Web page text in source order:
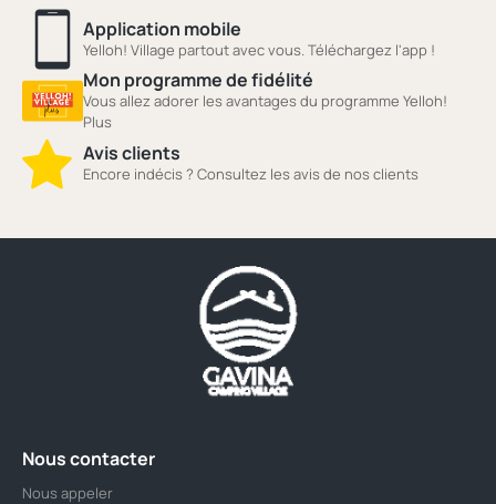
Application mobile
Yelloh! Village partout avec vous. Téléchargez l'app !
Mon programme de fidélité
Vous allez adorer les avantages du programme Yelloh!
Plus
Avis clients
Encore indécis ? Consultez les avis de nos clients
Nous contacter
Nous appeler